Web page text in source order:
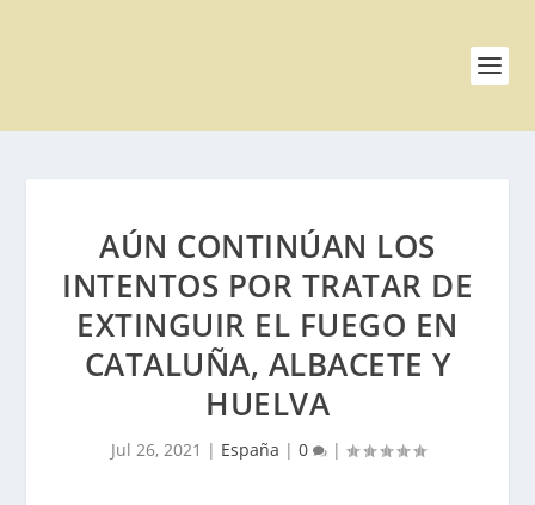
AÚN CONTINÚAN LOS
INTENTOS POR TRATAR DE
EXTINGUIR EL FUEGO EN
CATALUÑA, ALBACETE Y
HUELVA
Jul 26, 2021 | España | 0 |